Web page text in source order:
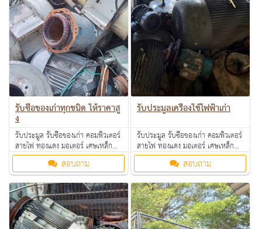
รับประมูลเครื่องใช้ไฟฟ้าเก่า
รับประมูล รับซื้อของเก่า คอมพิวเตอร์
สายไฟ ทองแดง มอเตอร์ เศษเหล็ก
อลูมิเนียม คอมเพรสเซอร์ แอร์เก่า
ตามโรงงาน โรงแรม อพาร์ทเม้นท์ ให้
ราคาดี คุยง่าย จ่ายคล่อง รับซื้อเงินสด
ถึงที่ สนใจทักมาสอบถามหรือส่งรูป
มาสอบถามได้ค่ะ
สอบถาม
รับซื้อของเก่าทุกชนิด ให้ราคาสู
ง
รับประมูล รับซื้อของเก่า คอมพิวเตอร์
สายไฟ ทองแดง มอเตอร์ เศษเหล็ก
อลูมิเนียม คอมเพรสเซอร์ แอร์เก่า
ตามโรงงาน โรงแรม อพาร์ทเม้นท์ ให้
ราคาดี คุยง่าย จ่ายคล่อง รับซื้อเงินสด
ถึงที่ สนใจทักมาสอบถามหรือส่งรูป
มาสอบถามได้ค่ะ
สอบถาม